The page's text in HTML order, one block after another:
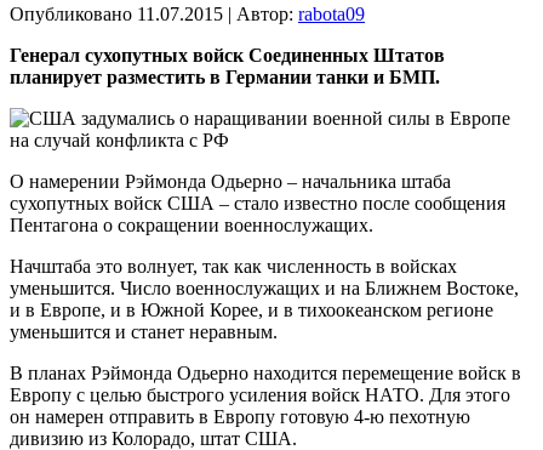
Опубликовано 11.07.2015 | Автор: rabota09
Генерал сухопутных войск Соединенных Штатов
планирует разместить в Германии танки и БМП.
О намерении Рэймонда Одьерно – начальника штаба
сухопутных войск США – стало известно после сообщения
Пентагона о сокращении военнослужащих.
Начштаба это волнует, так как численность в войсках
уменьшится. Число военнослужащих и на Ближнем Востоке,
и в Европе, и в Южной Корее, и в тихоокеанском регионе
уменьшится и станет неравным.
В планах Рэймонда Одьерно находится перемещение войск в
Европу с целью быстрого усиления войск НАТО. Для этого
он намерен отправить в Европу готовую 4-ю пехотную
дивизию из Колорадо, штат США.